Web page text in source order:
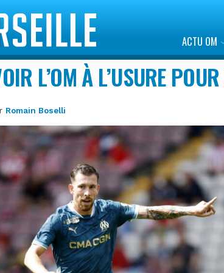
ACTU OM
L’OM À L’USURE
Romain Boselli